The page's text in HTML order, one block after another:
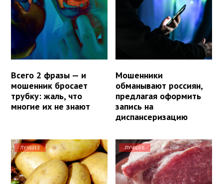
Всего 2 фразы — и
мошенник бросает
трубку: жаль, что
многие их не знают
Мошенники
обманывают россиян,
предлагая оформить
запись на
диспансеризацию
ЛУЧШЕЕ ЛУЧШЕЕ